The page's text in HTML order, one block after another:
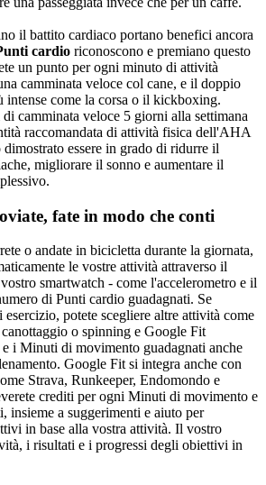
il battito cardiaco portano benefici ancora
cardio riconoscono e premiano questo
un punto per ogni minuto di attività
camminata veloce col cane, e il doppio
intense come la corsa o il kickboxing.
camminata veloce 5 giorni alla settimana
raccomandata di attività fisica dell'AHA
essere in grado di ridurre il
migliorare il sonno e aumentare il
fate in modo che conti
o andate in bicicletta durante la giornata,
le vostre attività attraverso il
smartwatch - come l'accelerometro e il
di Punti cardio guadagnati. Se
potete scegliere altre attività come
o spinning e Google Fit
i Minuti di movimento guadagnati anche
Google Fit si integra anche con
Strava, Runkeeper, Endomondo e
crediti per ogni Minuti di movimento e
insieme a suggerimenti e aiuto per
in base alla vostra attività. Il vostro
i risultati e i progressi degli obiettivi in